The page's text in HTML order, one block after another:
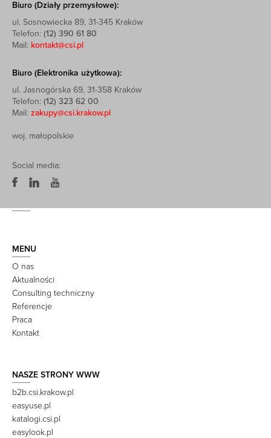
Biuro (Działy przemysłowe):
ul. Sosnowiecka 89, 31-345 Kraków
Telefon: (12) 390 61 80
Mail: kontakt@csi.pl
Biuro (Elektronika użytkowa):
ul. Jasnogórska 69, 31-358 Kraków
Telefon: (12) 323 62 00
Mail: zakupy@csi.krakow.pl
woj. małopolskie
Social media:
MENU
O nas
Aktualności
Consulting techniczny
Referencje
Praca
Kontakt
NASZE STRONY WWW
b2b.csi.krakow.pl
easyuse.pl
katalogi.csi.pl
easylook.pl